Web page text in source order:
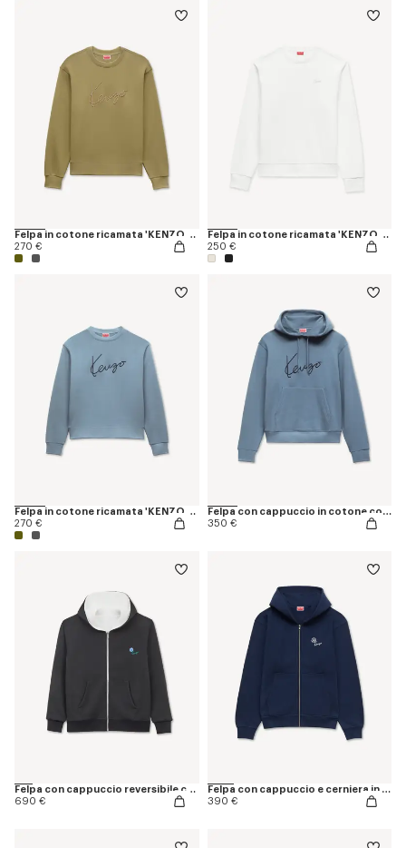
Felpa in cotone ricamata 'KENZO Signature'
270 €
Felpa in cotone ricamata 'KENZO Signature'
250 €
Felpa in cotone ricamata 'KENZO Signature'
270 €
Felpa con cappuccio in cotone con ricamo 'KENZO Signature'
350 €
Felpa con cappuccio reversibile con cerniera in cotone 'KENZO Tulip'
690 €
Felpa con cappuccio e cerniera in cotone ricamata 'KENZO Tulip'
390 €